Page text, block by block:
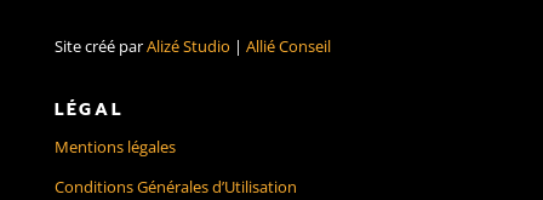
Site créé parAlizé Studio | Allié Conseil
LÉGAL
Mentions légales
Conditions Générales d’Utilisation